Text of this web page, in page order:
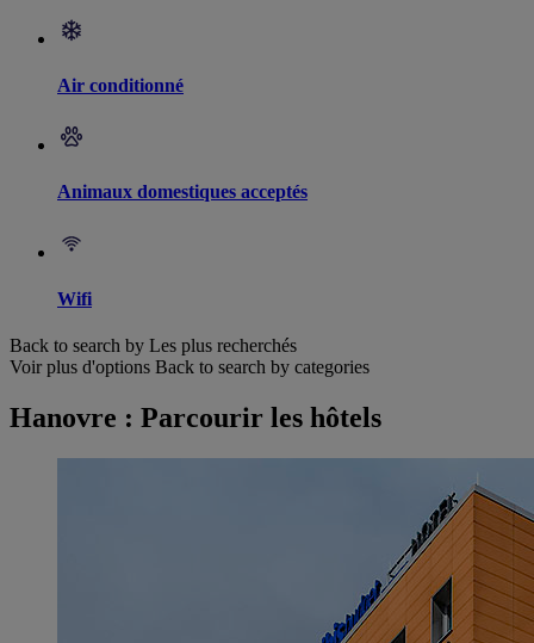
Air conditionné
Animaux domestiques acceptés
Wifi
Back to search by Les plus recherchés
Voir plus d'options Back to search by categories
Hanovre : Parcourir les hôtels